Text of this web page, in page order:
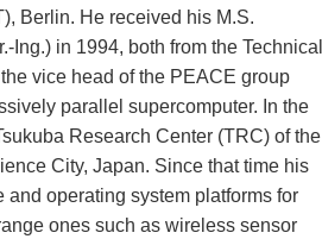
Berlin. He received his M.S.
in 1994, both from the Technical
vice head of the PEACE group
parallel supercomputer. In the
Research Center (TRC) of the
City, Japan. Since that time his
operating system platforms for
ones such as wireless sensor